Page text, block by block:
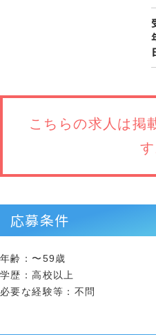
こちらの求人は掲
す
応募条件
年齢：〜59歳
学歴：高校以上
必要な経験等：不問